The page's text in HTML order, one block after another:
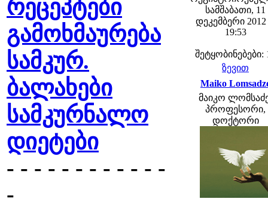
რეცეპტები
გამოხმაურება
სამკურ.
ბალახები
სამკურნალო
დიეტები
- - - - - - - - - - - -
-
სამშაბათი, 11
დეკემბერი 2012
19:53
შეტყობინებები:
ზევით
Maiko
მაიკო
პროფესორი,
დოქტორი